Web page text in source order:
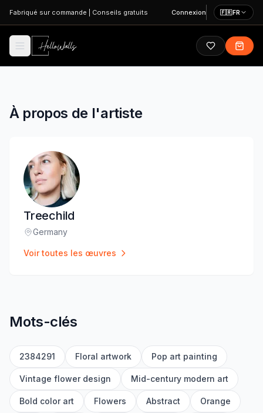
Aller au contenu principal
Fabriqué sur commande Conseils gratuits Connexion 🇫🇷FR
À propos de l'artiste
Treechild
Lieu:
Germany
Voir toutes les œuvres
Mots-clés
2384291 Floral artwork Pop art painting
Vintage flower design Mid-century modern art
Bold color art Flowers Abstract Orange